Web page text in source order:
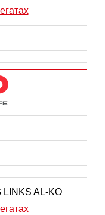
AL-KO